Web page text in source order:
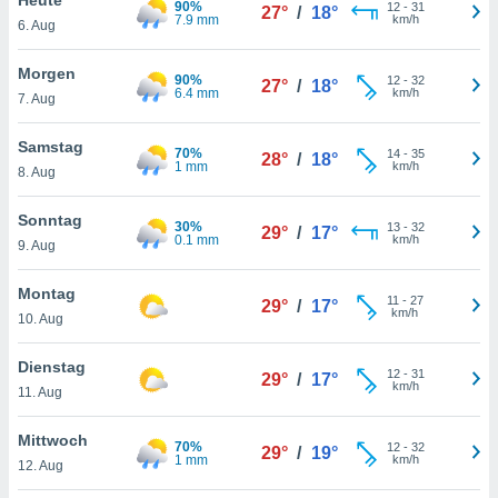
oder
Partner
es uns
das
der
Profil zu
Ihnen
finden
. Sie
jederzeit
Rand
6. Aug
90%
7.9 mm
27° / 18° 12- 31
km/h
Morgen
7. Aug
90%
6.4 mm
27° / 18° 12- 32
km/h
Samstag
8. Aug
70%
1 mm
28° / 18° 14- 35
km/h
Sonntag
9. Aug
30%
0.1 mm
29° / 17° 13- 32
km/h
Montag
10. Aug
29° / 17° 11 - 27
km/h
Dienstag
11. Aug
29° / 17° 12- 31
km/h
Mittwoch
12. Aug
70%
1 mm
29° / 19° 12- 32
km/h